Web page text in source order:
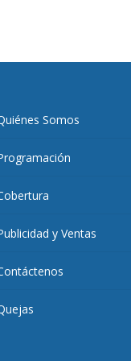
Somos
y Ventas